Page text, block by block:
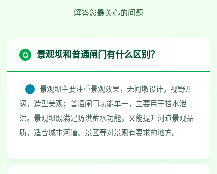
解答您最关心的问题
景观坝和普通闸门有什么区别？
景观坝主要注重景观效果，无闸墩设计，视野开
阔，造型美观；普通闸门功能单一，主要用于挡水泄
洪。景观坝既满足防洪蓄水功能，又能提升河道景观品
质，适合城市河道、景区等对景观有要求的地方。